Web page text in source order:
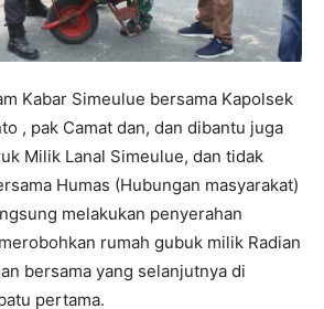
Kabar Simeulue bersama Kapolsek
, pak Camat dan, dan dibantu juga
Milik Lanal Simeulue, dan tidak
Humas (Hubungan masyarakat)
melakukan penyerahan
rumah gubuk milik Radian
bersama yang selanjutnya di
pertama.